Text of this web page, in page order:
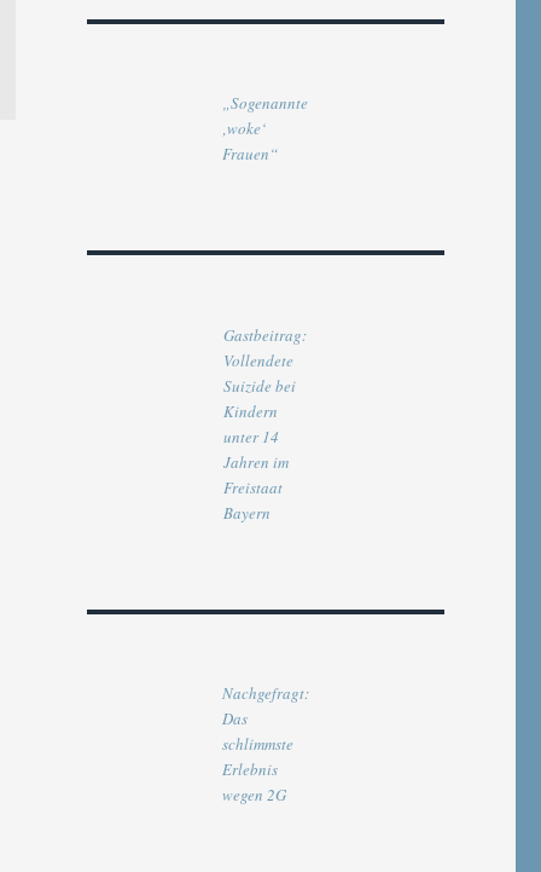
„Sogenannte
‚woke‘
Frauen“
Gastbeitrag:
Vollendete
Suizide bei
Kindern
unter 14
Jahren im
Freistaat
Bayern
Nachgefragt:
Das
schlimmste
Erlebnis
wegen 2G